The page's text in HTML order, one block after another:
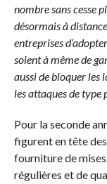
nombre sans cesse
désormais à
entreprises
soient à même de
aussi de bloquer les
les attaques de type
Pour la seconde
figurent en tête
fourniture de
régulières et de